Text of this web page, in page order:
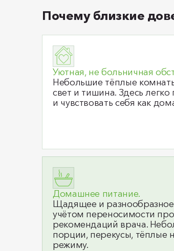
Почему близкие
Уютная, не больничная
Небольшие тёплые
свет и тишина. Здесь легко
и чувствовать себя как
Домашнее питание.
Щадящее и
учётом переносимости
рекомендаций врача.
порции, перекусы, тёплые
режиму.